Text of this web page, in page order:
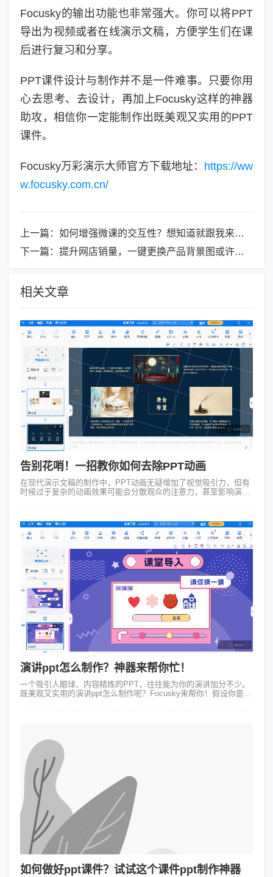
Focusky的输出功能也非常强大。你可以将PPT
导出为视频或者在线演示文稿，方便学生们在课
后进行复习和分享。
PPT课件设计与制作并不是一件难事。只要你用
心去思考、去设计，再加上Focusky这样的神器
助攻，相信你一定能制作出既美观又实用的PPT
课件。
Focusky万彩演示大师官方下载地址： https://ww
w.focusky.com.cn/
上一篇： 如何增强微课的交互性？想知道就跟我来吧！
下一篇： 提升网店销量，一键更换产品背景图或许是你真正需要的利器！
相关文章
告别花哨！一招教你如何去除PPT动画
在现代演示文稿的制作中，PPT动画无疑增加了视觉吸引力，但有
时候过于复杂的动画效果可能会分散观众的注意力，甚至影响演示
演讲ppt怎么制作？神器来帮你忙！
一个吸引人眼球、内容精炼的PPT，往往能为你的演讲加分不少。
既美观又实用的演讲ppt怎么制作呢？Focusky来帮你！假设你是一
如何做好ppt课件？试试这个课件ppt制作神器